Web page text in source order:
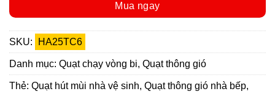
Mua ngay
SKU: HA25TC6
Danh mục: Quạt chạy vòng bi, Quạt thông gió
Thẻ: Quạt hút mùi nhà vệ sinh, Quạt thông gió nhà bếp,